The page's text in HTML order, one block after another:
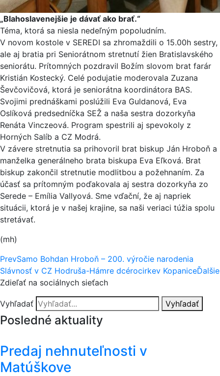
„Blahoslavenejšie je dávať ako brať.“
Téma, ktorá sa niesla nedeľným popoludním.
V novom kostole v SEREDI sa zhromaždili o 15.00h sestry,
ale aj bratia pri Seniorátnom stretnutí žien Bratislavského
seniorátu. Prítomných pozdravil Božím slovom brat farár
Kristián Kostecký. Celé podujatie moderovala Zuzana
Ševčovičová, ktorá je seniorátna koordinátora BAS.
Svojimi prednáškami poslúžili Eva Guldanová, Eva
Oslíková predsedníčka SEŽ a naša sestra dozorkyňa
Renáta Vinczeová. Program spestrili aj spevokoly z
Horných Salíb a CZ Modrá.
V závere stretnutia sa prihovoril brat biskup Ján Hroboň a
manželka generálneho brata biskupa Eva Eľková. Brat
biskup zakončil stretnutie modlitbou a požehnaním. Za
účasť sa prítomným poďakovala aj sestra dozorkyňa zo
Serede – Emília Vallyová. Sme vďační, že aj napriek
situácii, ktorá je v našej krajine, sa naši veriaci túžia spolu
stretávať.
(mh)
PrevSamo Bohdan Hroboň – 200. výročie narodenia
Slávnosť v CZ Hodruša-Hámre dcérocirkev KopaniceĎalšie
Zdieľať na sociálnych sieťach
Vyhľadať Vyhľadať
Posledné aktuality
Predaj nehnuteľnosti v
Matúškove